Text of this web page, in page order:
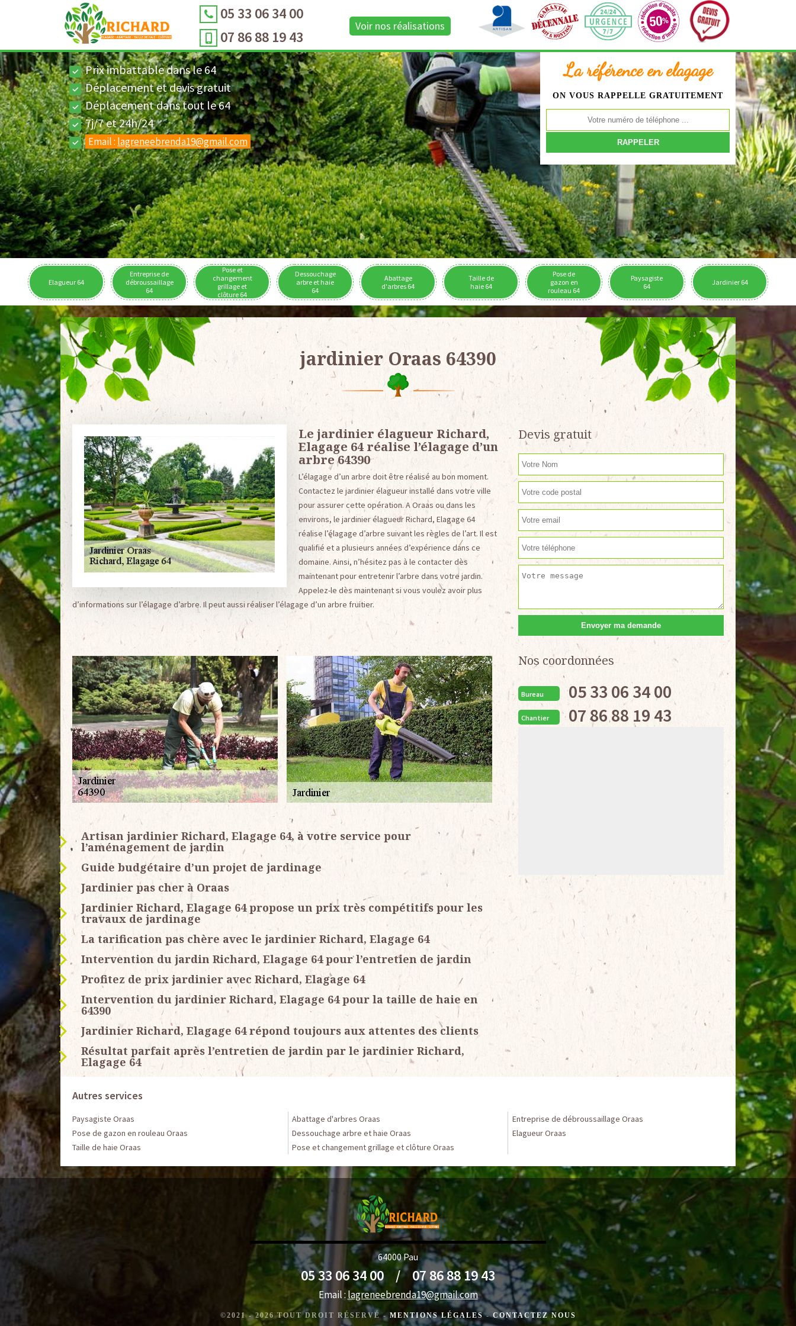
05 33 06 34 00
07 86 88 19 43
Voir nos réalisations
La référence en elagage
ON VOUS RAPPELLE GRATUITEMENT
Prix imbattable dans le 64
Déplacement et devis gratuit
Déplacement dans tout le 64
7j/7 et 24h/24
Email : lagreneebrenda19@gmail.com
Elagueur 64
Entreprise de
débroussaillage
64
Pose et
changement
grillage et
clôture 64
Dessouchage
arbre et haie
64
Abattage
d'arbres 64
Taille de
haie 64
Pose de
gazon en
rouleau 64
Paysagiste
64
Jardinier 64
jardinier Oraas 64390
Le jardinier élagueur Richard,
Elagage 64 réalise l’élagage d’un
arbre 64390
L’élagage d’un arbre doit être réalisé au bon moment.
Contactez le jardinier élagueur installé dans votre ville
pour assurer cette opération. A Oraas ou dans les
environs, le jardinier élagueur Richard, Elagage 64
réalise l’élagage d’arbre suivant les règles de l’art. Il est
qualifié et a plusieurs années d’expérience dans ce
domaine. Ainsi, n’hésitez pas à le contacter dès
maintenant pour entretenir l’arbre dans votre jardin.
Appelez-le dès maintenant si vous voulez avoir plus
d’informations sur l’élagage d’arbre. Il peut aussi réaliser l’élagage d’un arbre fruitier.
Artisan jardinier Richard, Elagage 64, à votre service pour
l’aménagement de jardin
Guide budgétaire d’un projet de jardinage
Jardinier pas cher à Oraas
Jardinier Richard, Elagage 64 propose un prix très compétitifs pour les
travaux de jardinage
La tarification pas chère avec le jardinier Richard, Elagage 64
Intervention du jardin Richard, Elagage 64 pour l’entretien de jardin
Profitez de prix jardinier avec Richard, Elagage 64
Intervention du jardinier Richard, Elagage 64 pour la taille de haie en
64390
Jardinier Richard, Elagage 64 répond toujours aux attentes des clients
Résultat parfait après l’entretien de jardin par le jardinier Richard,
Elagage 64
Devis gratuit
Nos coordonnées
Bureau 05 33 06 34 00
Chantier 07 86 88 19 43
Autres services
Paysagiste Oraas
Pose de gazon en rouleau Oraas
Taille de haie Oraas
Abattage d'arbres Oraas
Dessouchage arbre et haie Oraas
Pose et changement grillage et clôture Oraas
Entreprise de débroussaillage Oraas
Elagueur Oraas
64000 Pau
05 33 06 34 00 / 07 86 88 19 43
Email : lagreneebrenda19@gmail.com
©2021 - 2026 TOUT DROIT RÉSERVÉ - MENTIONS LÉGALES-CONTACTEZ NOUS